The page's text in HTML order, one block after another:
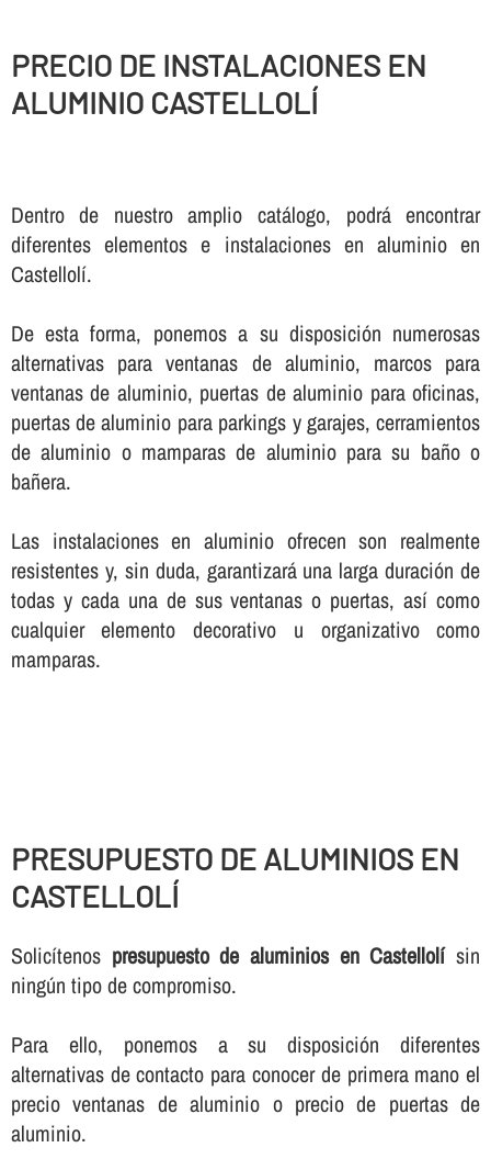
PRECIO DE INSTALACIONES EN
ALUMINIO CASTELLOLÍ
Dentro de nuestro amplio catálogo, podrá encontrar
diferentes elementos e instalaciones en aluminio en
Castellolí.
De esta forma, ponemos a su disposición numerosas
alternativas para ventanas de aluminio, marcos para
ventanas de aluminio, puertas de aluminio para oficinas,
puertas de aluminio para parkings y garajes, cerramientos
de aluminio o mamparas de aluminio para su baño o
bañera.
Las instalaciones en aluminio ofrecen son realmente
resistentes y, sin duda, garantizará una larga duración de
todas y cada una de sus ventanas o puertas, así­ como
cualquier elemento decorativo u organizativo como
mamparas.
PRESUPUESTO DE ALUMINIOS EN
CASTELLOLÍ
Solicí­tenos presupuesto de aluminios en Castellolísin
ningún tipo de compromiso.
Para ello, ponemos a su disposición diferentes
alternativas de contacto para conocer de primera mano el
precio ventanas de aluminio o precio de puertas de
aluminio.